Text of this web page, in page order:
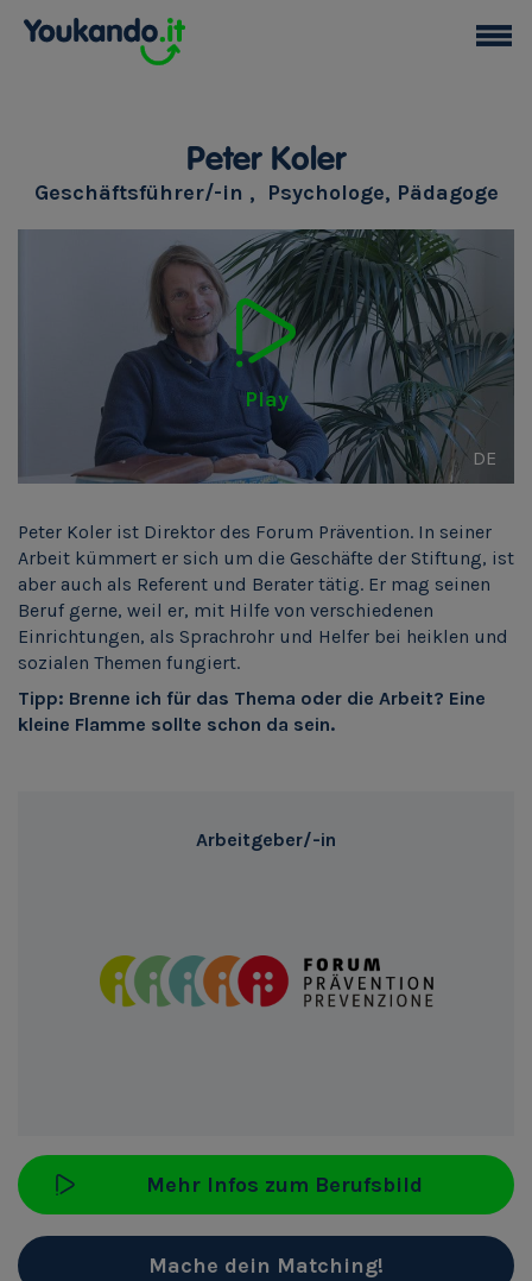
Peter Koler
Geschäftsführer/-in , Psychologe, Pädagoge
Play
DE
Peter Koler ist Direktor des Forum Prävention. In seiner
Arbeit kümmert er sich um die Geschäfte der Stiftung, ist
aber auch als Referent und Berater tätig. Er mag seinen
Beruf gerne, weil er, mit Hilfe von verschiedenen
Einrichtungen, als Sprachrohr und Helfer bei heiklen und
sozialen Themen fungiert.
Tipp: Brenne ich für das Thema oder die Arbeit? Eine
kleine Flamme sollte schon da sein.
Arbeitgeber/-in
Mehr Infos zum Berufsbild
Mache dein Matching!